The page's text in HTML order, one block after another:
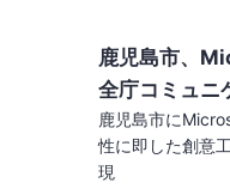
鹿児島市、
全庁コミュニ
鹿児島市に
性に即した創意
現